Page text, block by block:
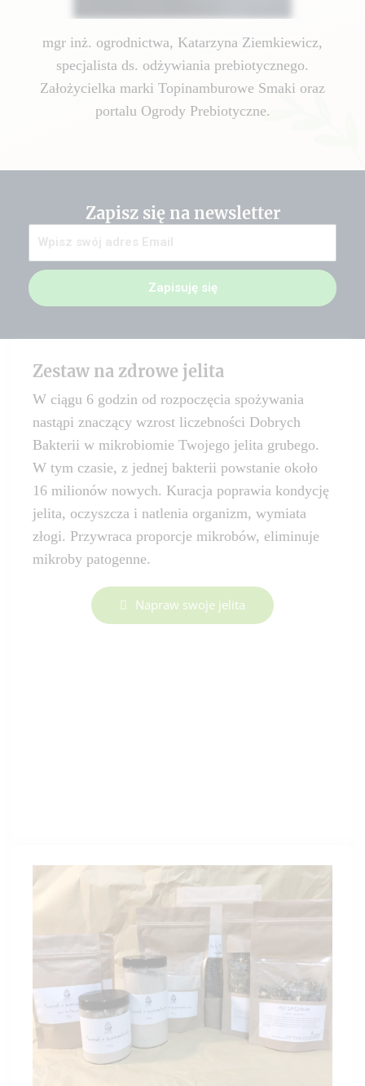
mgr inż. ogrodnictwa, Katarzyna Ziemkiewicz,
specjalista ds. odżywiania prebiotycznego.
Założycielka marki Topinamburowe Smaki oraz
portalu Ogrody Prebiotyczne.
Zapisz się na newsletter
Zapisuję się
Zestaw na zdrowe jelita
W ciągu 6 godzin od rozpoczęcia spożywania
nastąpi znaczący wzrost liczebności Dobrych
Bakterii w mikrobiomie Twojego jelita grubego.
W tym czasie, z jednej bakterii powstanie około
16 milionów nowych. Kuracja poprawia kondycję
jelita, oczyszcza i natlenia organizm, wymiata
złogi. Przywraca proporcje mikrobów, eliminuje
mikroby patogenne.
Napraw swoje jelita